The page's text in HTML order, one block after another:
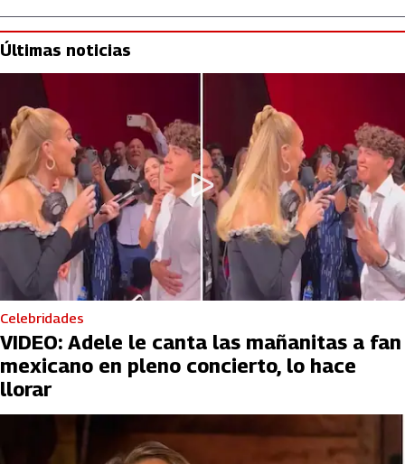
Últimas noticias
Celebridades
VIDEO: Adele le canta las mañanitas a fan
mexicano en pleno concierto, lo hace
llorar